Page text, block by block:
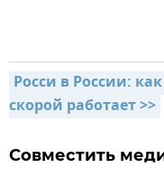
Росси в России:
скорой работает >>
Совместить